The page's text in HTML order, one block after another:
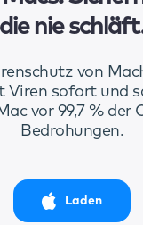
die nie
von
Viren sofort und
vor 99,7 % der
Bedrohungen.
Laden